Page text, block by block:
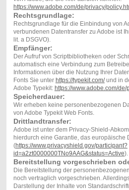
https://www.adobe.com/de/privacy/
Rechtsgrundlage:
Rechtsgrundlage für die Einbindung von
verbundenen Datentransfer zu Adobe ist
lit. a DSGVO).
Empfänger:
Der Aufruf von Scriptbibliotheken oder
automatisch eine Verbindung zum
Informationen über die Nutzung Ihrer
Fonts Sie unter https://typekit.com/und in
Adobe Typekit: https://www.adobe.com/
Speicherdauer:
Wir erheben keine personenbezogenen
von Adobe Typekit Web Fonts.
Drittlandtransfer:
Adobe ist unter dem Privacy-Shield-
hierdurch eine Garantie, das europäische
(https://www.privacyshield.gov/participant?
id=a2zt0000000TNo9AAG&status=Active).
Bereitstellung vorgeschrieben
Die Bereitstellung der
noch vertraglich vorgeschrieben.
Darstellung der Inhalte von